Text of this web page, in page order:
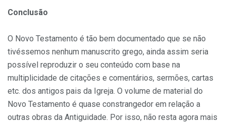
Conclusão
O Novo Testamento é tão bem documentado que se não
tivéssemos nenhum manuscrito grego, ainda assim seria
possível reproduzir o seu conteúdo com base na
multiplicidade de citações e comentários, sermões, cartas
etc. dos antigos pais da Igreja. O volume de material do
Novo Testamento é quase constrangedor em relação a
outras obras da Antiguidade. Por isso, não resta agora mais